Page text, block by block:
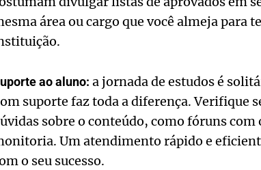
área ou cargo que você almeja para
ao aluno: a jornada de estudos é
suporte faz toda a diferença. Verifique
sobre o conteúdo, como fóruns com
Um atendimento rápido e
o seu sucesso.